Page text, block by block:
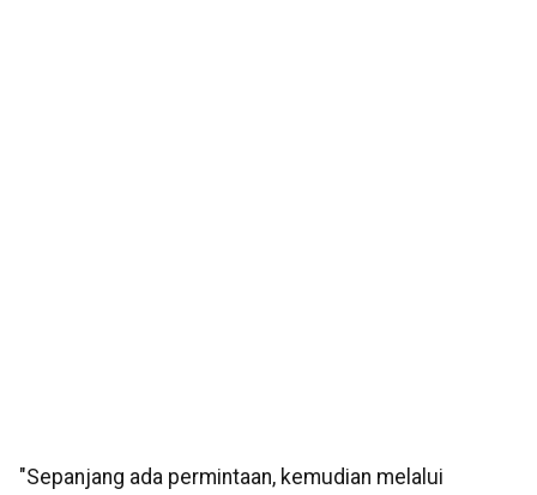
"Sepanjang ada permintaan, kemudian melalui